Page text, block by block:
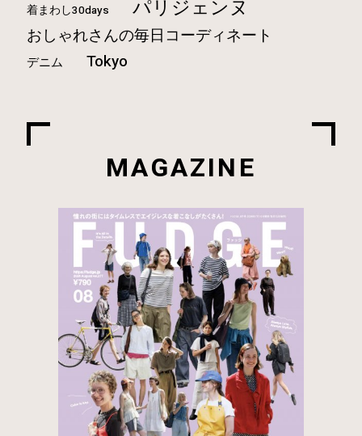
着まわし30days パリジェンヌ
おしゃれさんの毎日コーディネート
デニム Tokyo
MAGAZINE